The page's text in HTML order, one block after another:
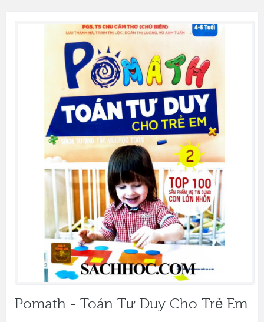
Pomath - Toán Tư Duy Cho Trẻ Em